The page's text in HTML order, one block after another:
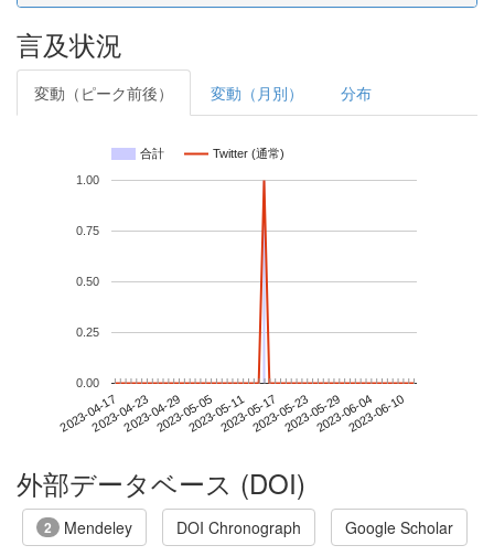
言及状況
変動（ピーク前後） 変動（月別） 分布
合計 Twitter (通常)
2023-04-172023-04-232023-04-292023-05-052023-05-112023-05-172023-05-232023-05-292023-06-042023-06-10
0.00
0.25
0.50
0.75
1.00
外部データベース (DOI)
2 Mendeley DOI Chronograph Google Scholar